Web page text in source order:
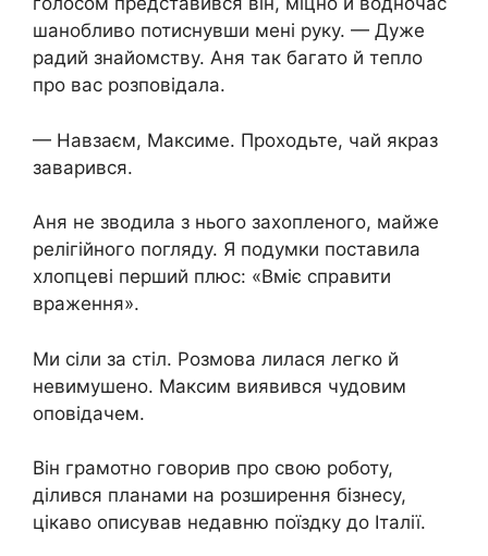
шанобливо потиснувши мені руку. — Дуже
радий знайомству. Аня так багато й тепло
про вас розповідала.
— Навзаєм, Максиме. Проходьте, чай якраз
заварився.
Аня не зводила з нього захопленого, майже
релігійного погляду. Я подумки поставила
хлопцеві перший плюс: «Вміє справити
враження».
Ми сіли за стіл. Розмова лилася легко й
невимушено. Максим виявився чудовим
оповідачем.
Він грамотно говорив про свою роботу,
ділився планами на розширення бізнесу,
цікаво описував недавню поїздку до Італії.